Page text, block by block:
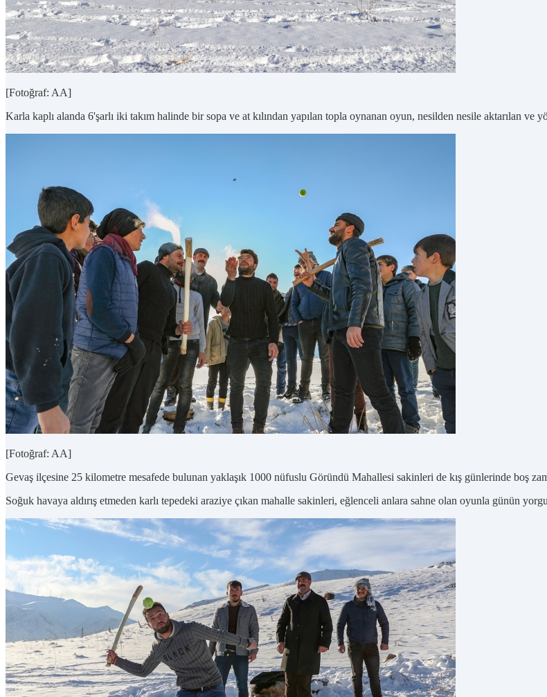
[Fotoğraf: AA]
Karla kaplı alanda 6'şarlı iki takım halinde bir sopa ve at kılından yapılan topla oynanan oyun, nesilden nesile aktarılan ve
[Fotoğraf: AA]
Gevaş ilçesine 25 kilometre mesafede bulunan yaklaşık 1000 nüfuslu Göründü Mahallesi sakinleri de kış günlerinde boş
Soğuk havaya aldırış etmeden karlı tepedeki araziye çıkan mahalle sakinleri, eğlenceli anlara sahne olan oyunla günün